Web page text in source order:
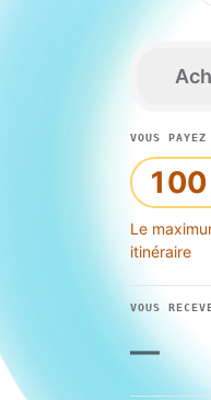
VOUS PAYEZ
Le
itinéraire
VOUS
—